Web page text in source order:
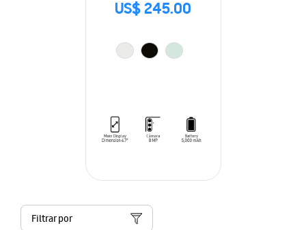
US$ 245.00
Filtrar por